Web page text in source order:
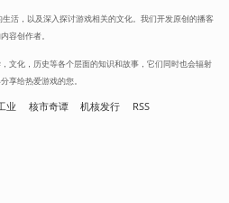
活，以及深入探讨游戏相关的文化。我们开发原创的播客
容创作者。
文化，历史等各个层面的知识和故事，它们同时也会辐射
享给热爱游戏的您。
业 核市奇谭 机核发行 RSS